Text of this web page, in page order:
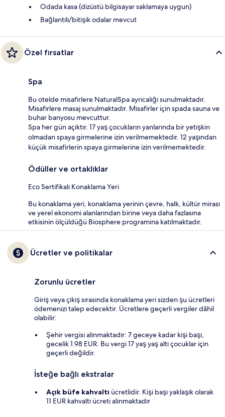
Odada kasa (dizüstü bilgisayar saklamaya uygun)
Bağlantılı/bitişik odalar mevcut
Özel fırsatlar
Spa
Bu otelde misafirlere NaturalSpa ayrıcalığı sunulmaktadır.
Misafirlere masaj sunulmaktadır. Misafirler için spada sauna ve
buhar banyosu mevcuttur.
Spa her gün açıktır. 17 yaş çocukların yanlarında bir yetişkin
olmadan spaya girmelerine izin verilmemektedir. 12 yaşından
küçük misafirlerin spaya girmelerine izin verilmemektedir.
Ödüller ve ortaklıklar
Eco Sertifikalı Konaklama Yeri
Bu konaklama yeri, konaklama yerinin çevre, halk, kültür mirası
ve yerel ekonomi alanlarından birine veya daha fazlasına
etkisinin ölçüldüğü Biosphere programına katılmaktadır.
Ücretler ve politikalar
Zorunlu ücretler
Giriş veya çıkış sırasında konaklama yeri sizden şu ücretleri
ödemenizi talep edecektir. Ücretlere geçerli vergiler dâhil
olabilir:
Şehir vergisi alınmaktadır: 7 geceye kadar kişi başı,
gecelik 1.98 EUR. Bu vergi 17 yaş yaş altı çocuklar için
geçerli değildir.
İsteğe bağlı ekstralar
Açık büfe kahvaltı ücretlidir. Kişi başı yaklaşık olarak
11 EUR kahvaltı ücreti alınmaktadır